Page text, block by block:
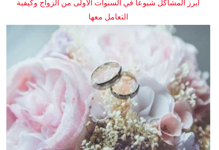
أبرز المشاكل شيوعاً في السنوات الأولى من الزواج وكيفية
التعامل معها